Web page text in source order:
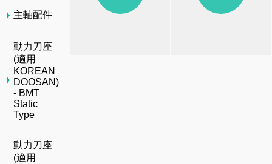
主軸配件
動力刀座
(適用
KOREAN
DOOSAN)
- BMT
Static
Type
動力刀座
(適用